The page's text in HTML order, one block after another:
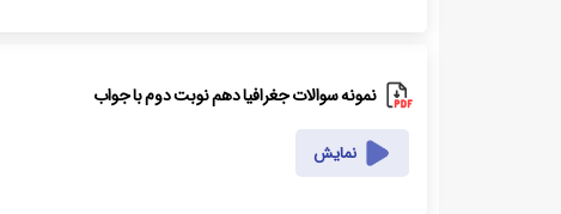
نمونه سوالات جغرافیا دهم نوبت دوم با جواب
نمایش